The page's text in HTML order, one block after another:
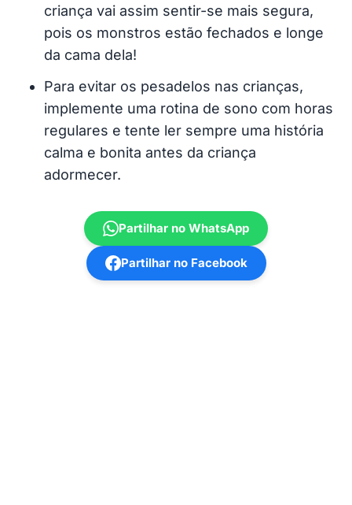
criança vai assim sentir-se mais segura,
pois os monstros estão fechados e longe
da cama dela!
Para evitar os pesadelos nas crianças,
implemente uma rotina de sono com horas
regulares e tente ler sempre uma história
calma e bonita antes da criança
adormecer.
Partilhar no WhatsApp
Partilhar no Facebook